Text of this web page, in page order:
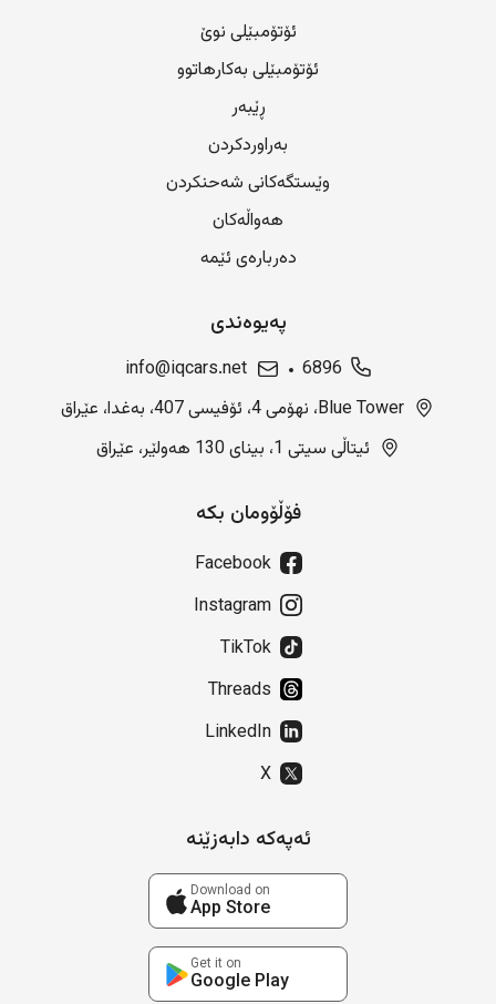
ئۆتۆمبێلی نوێ
ئۆتۆمبێلی بەکارهاتوو
ڕێبەر
بەراوردکردن
وێستگەکانی شەحنکردن
هەواڵەکان
دەربارەی ئێمە
پەیوەندی
6896
info@iqcars.net
Blue Tower، نهۆمی 4، ئۆفیسی 407، بەغدا، عێراق
ئیتاڵی سیتی 1، بینای 130 هەولێر، عێراق
فۆڵۆومان بکە
Facebook
Instagram
TikTok
Threads
LinkedIn
X
ئەپەکە دابەزێنە
Download on
App Store
Get it on
Google Play